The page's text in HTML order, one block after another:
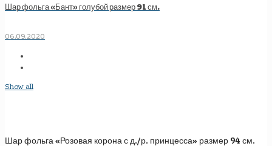
Шар фольга «Бант» голубой размер 91 см.
06.09.2020
Show all
Шар фольга «Розовая корона с д./р. принцесса» размер 94 см.